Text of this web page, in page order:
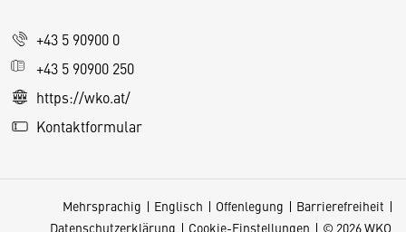
+43 5 90900 0
+43 5 90900 250
https://wko.at/
Kontaktformular
Mehrsprachig Englisch Offenlegung
Barrierefreiheit
Datenschutzerklärung
Cookie-Einstellungen © 2026 WKO
s
e
S
e